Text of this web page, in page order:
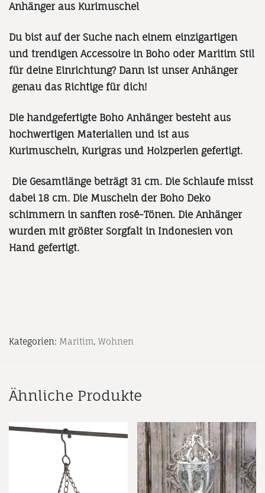
Anhänger aus Kurimuschel
Du bist auf der Suche nach einem einzigartigen
und trendigen Accessoire in Boho oder Maritim Stil
für deine Einrichtung? Dann ist unser Anhänger
genau das Richtige für dich!
Die handgefertigte Boho Anhänger besteht aus
hochwertigen Materialien und ist aus
Kurimuscheln, Kurigras und Holzperlen gefertigt.
Die Gesamtlänge beträgt 31 cm. Die Schlaufe misst
dabei 18 cm. Die Muscheln der Boho Deko
schimmern in sanften rosé-Tönen. Die Anhänger
wurden mit größter Sorgfalt in Indonesien von
Hand gefertigt.
Kategorien: Maritim, Wohnen
Ähnliche Produkte